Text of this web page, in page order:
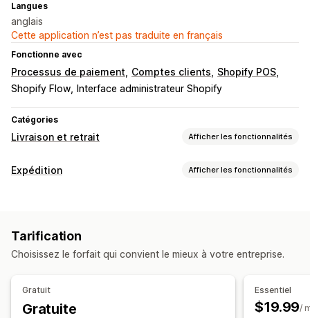
Langues
anglais
Cette application n’est pas traduite en français
Fonctionne avec
Processus de paiement Comptes clients
Shopify POS
Shopify Flow Interface administrateur Shopify
Catégories
Livraison et retrait Afficher les fonctionnalités
Options de livraison
Planification de l’itinéraire
Validation de l’adresse
Étiquettes d’expédition
Options de retrait
Expédition Afficher les fonctionnalités
Validation de l’adresse
Étiquettes de retour
Emballage Listes de sélection
Synchronisation des commandes
Sélection du transporteur
Tarification
Choisissez le forfait qui convient le mieux à votre entreprise.
Gratuit
Gratuite
Essentiel
$19.99/